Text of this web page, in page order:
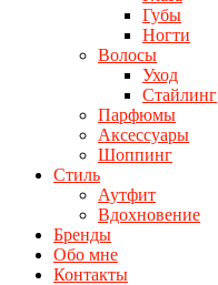
Губы
Ногти
Волосы
Уход
Стайлинг
Парфюмы
Аксессуары
Шоппинг
Стиль
Аутфит
Вдохновение
Бренды
Обо мне
Контакты